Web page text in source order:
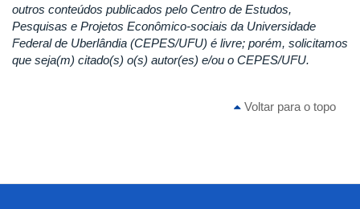
outros conteúdos publicados pelo Centro de Estudos,
Pesquisas e Projetos Econômico-sociais da Universidade
Federal de Uberlândia (CEPES/UFU) é livre; porém, solicitamos
que seja(m) citado(s) o(s) autor(es) e/ou o CEPES/UFU.
Voltar para o topo